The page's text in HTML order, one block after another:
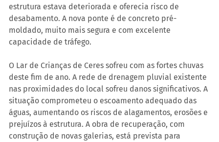
estrutura estava deteriorada e oferecia risco de
desabamento. A nova ponte é de concreto pré-
moldado, muito mais segura e com excelente
capacidade de tráfego.
O Lar de Crianças de Ceres sofreu com as fortes chuvas
deste fim de ano. A rede de drenagem pluvial existente
nas proximidades do local sofreu danos significativos. A
situação comprometeu o escoamento adequado das
águas, aumentando os riscos de alagamentos, erosões e
prejuízos à estrutura. A obra de recuperação, com
construção de novas galerias, está prevista para